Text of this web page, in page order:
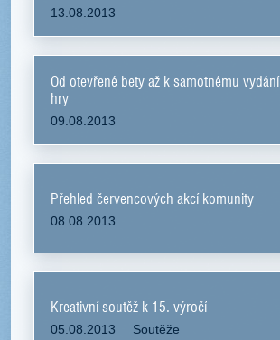
13.08.2013
Od otevřené bety až k samotnému vydání
hry
09.08.2013
Přehled červencových akcí komunity
08.08.2013
Kreativní soutěž k 15. výročí
05.08.2013 Soutěže